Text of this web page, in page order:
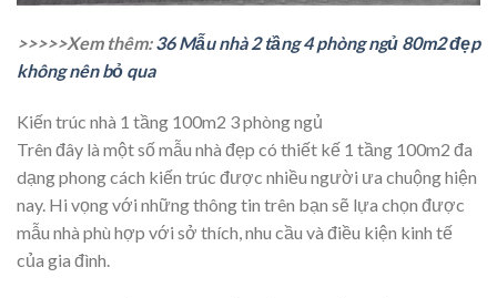
>>>>>Xem thêm:36 Mẫu nhà 2 tầng 4 phòng ngủ 80m2 đẹp
không nên bỏ qua
Kiến trúc nhà 1 tầng 100m2 3 phòng ngủ
Trên đây là một số mẫu nhà đẹp có thiết kế 1 tầng 100m2 đa
dạng phong cách kiến trúc được nhiều người ưa chuộng hiện
nay. Hi vọng với những thông tin trên bạn sẽ lựa chọn được
mẫu nhà phù hợp với sở thích, nhu cầu và điều kiện kinh tế
của gia đình.